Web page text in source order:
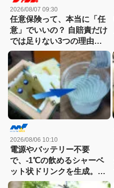
2026/08/07 09:30
任意保険って、本当に「任
意」でいいの？ 自賠責だけ
では足りない3つの理由
【自動車保険】
2026/08/06 10:10
電源やバッテリー不要
で、-1℃の飲めるシャーベ
ット状ドリンクを生成。現
場作業やアウトドアに「ア